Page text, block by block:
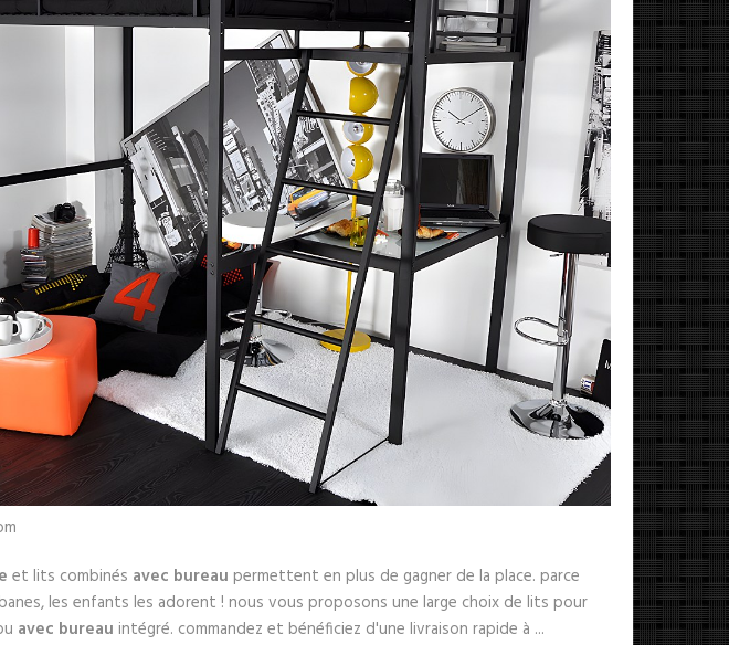
et lits combinés avec bureau permettent en plus de gagner de la place. parce
les enfants les adorent ! nous vous proposons une large choix de lits pour
avec bureau intégré. commandez et bénéficiez d'une livraison rapide à ...